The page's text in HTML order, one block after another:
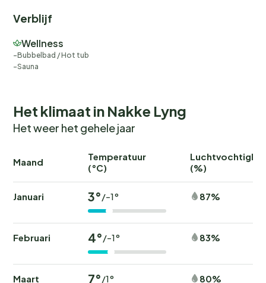
Verblijf
Wellness
Bubbelbad / Hot tub
Sauna
Het klimaat in Nakke Lyng
Het weer het gehele jaar
Maand
Temperatuur
(°C)
(%)
Januari 3°/-1° 87%
Februari 4°/-1° 83%
Maart 7°/1° 80%